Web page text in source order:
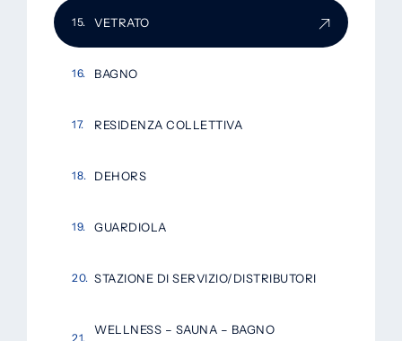
VETRATO
BAGNO
RESIDENZA COLLETTIVA
DEHORS
GUARDIOLA
STAZIONE DI SERVIZIO/DISTRIBUTORI
WELLNESS – SAUNA – BAGNO